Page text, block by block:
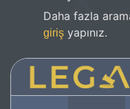
Daha fazla
giriş yapınız.